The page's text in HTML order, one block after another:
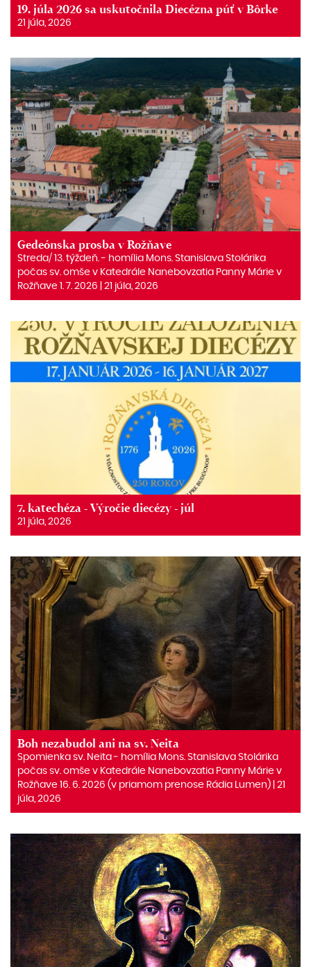
19. júla 2026 sa uskutočnila Diecézna púť v Bôrke
21 júla, 2026
Gedeónska prosba v Rožňave
Streda/ 13. týždeň. ‒ homília Mons. Stanislava Stolárika
počas sv. omše v Katedrále Nanebovzatia Panny Márie v
Rožňave 1. 7. 2026 | 21 júla, 2026
7. katechéza - Výročie diecézy - júl
21 júla, 2026
Boh nezabudol ani na sv. Neita
Spomienka sv. Neita ‒ homília Mons. Stanislava Stolárika
počas sv. omše v Katedrále Nanebovzatia Panny Márie v
Rožňave 16. 6. 2026 (v priamom prenose Rádia Lumen) | 21
júla, 2026